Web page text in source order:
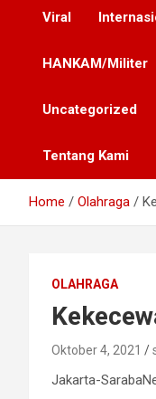
Viral
HANKAM/Militer
Uncategorized
Tentang Kami
Home Olahraga
OLAHRAGA
Oktober 4, 2021
Jakarta-